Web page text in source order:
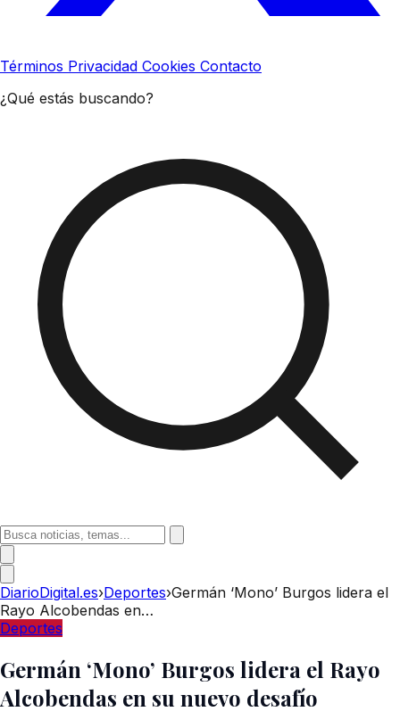
Términos Privacidad Cookies Contacto
¿Qué estás buscando?
DiarioDigital.es›Deportes›Germán ‘Mono’ Burgos lidera el
Rayo Alcobendas en…
Deportes
Germán ‘Mono’ Burgos lidera el Rayo
Alcobendas en su nuevo desafío